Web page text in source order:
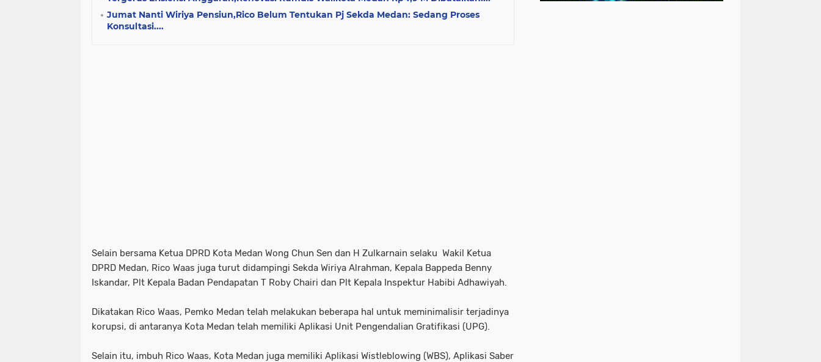
Jumat Nanti Wiriya Pensiun,Rico Belum Tentukan Pj Sekda Medan: Sedang Proses
Konsultasi....
Selain bersama Ketua DPRD Kota Medan Wong Chun Sen dan H Zulkarnain selaku Wakil Ketua
DPRD Medan, Rico Waas juga turut didampingi Sekda Wiriya Alrahman, Kepala Bappeda Benny
Iskandar, Plt Kepala Badan Pendapatan T Roby Chairi dan Plt Kepala Inspektur Habibi Adhawiyah.
Dikatakan Rico Waas, Pemko Medan telah melakukan beberapa hal untuk meminimalisir terjadinya
korupsi, di antaranya Kota Medan telah memiliki Aplikasi Unit Pengendalian Gratifikasi (UPG).
Selain itu, imbuh Rico Waas, Kota Medan juga memiliki Aplikasi Wistleblowing (WBS), Aplikasi Saber